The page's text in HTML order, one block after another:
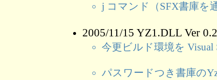
j コマンド（SFX書庫を
2005/11/15 YZ1.DLL Ver
今更ビルド環境を Visual
パスワードつき書庫の